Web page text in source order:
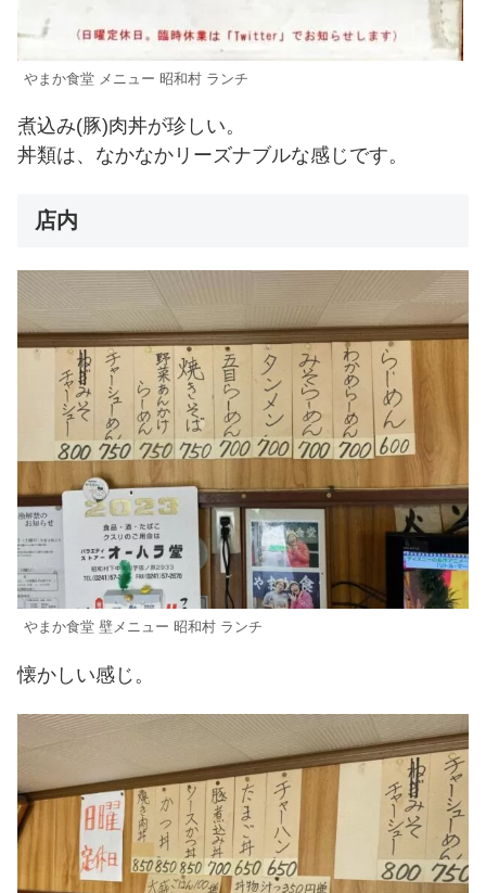
やまか食堂 メニュー 昭和村 ランチ
煮込み(豚)肉丼が珍しい。
丼類は、なかなかリーズナブルな感じです。
店内
やまか食堂 壁メニュー 昭和村 ランチ
懐かしい感じ。